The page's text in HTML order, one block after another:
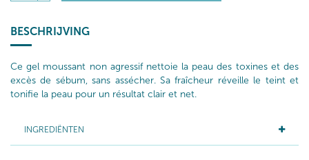
BESCHRIJVING
Ce gel moussant non agressif nettoie la peau des toxines et des
excès de sébum, sans assécher. Sa fraîcheur réveille le teint et
tonifie la peau pour un résultat clair et net.
INGREDIËNTEN